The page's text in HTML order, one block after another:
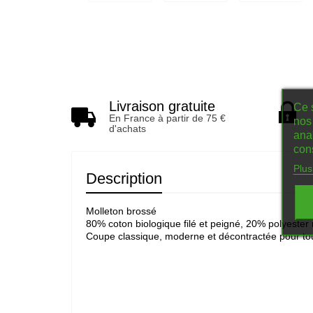
Livraison gratuite
En France à partir de 75 €
d'achats
Description
Molleton brossé
80% coton biologique filé et peigné, 20% polyester
Coupe classique, moderne et décontractée pour
Ce